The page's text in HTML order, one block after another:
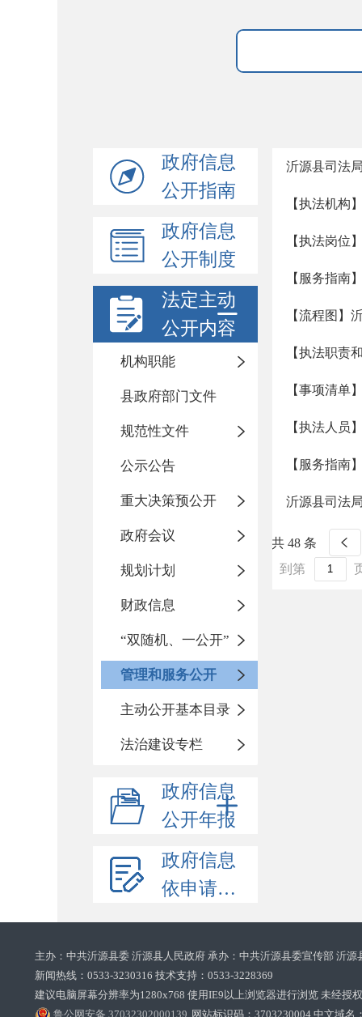
政府信息
公开指南
政府信息
公开制度
法定主动
公开内容
机构职能
县政府部门文件
规范性文件
公示公告
重大决策预公开
政府会议
规划计划
财政信息
“双随机、一公开”
管理和服务公开
主动公开基本目录
法治建设专栏
政府信息
公开年报
政府信息
依申请公开
沂源县司法
【执法机构
【执法岗位
【服务指南
【流程图】
【执法职责
【事项清单
【执法人员
【服务指南
沂源县司法
共 48 条
到第
主办：中共沂源县委 沂源县人民政府 承办：中共沂源县委宣传部 沂
新闻热线：0533-3230316 技术支持：0533-3228369‌‌
建议电脑屏幕分辨率为1280x768 使用IE9以上浏览器进行浏览 未经授
鲁公网安备 37032302000139 网站标识码：3703230004 中文域名